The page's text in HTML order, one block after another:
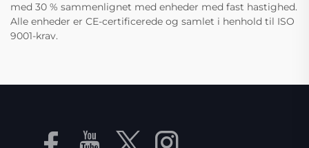
med 30 % sammenlignet med enheder med fast hastighed.
Alle enheder er CE-certificerede og samlet i henhold til ISO
9001-krav.